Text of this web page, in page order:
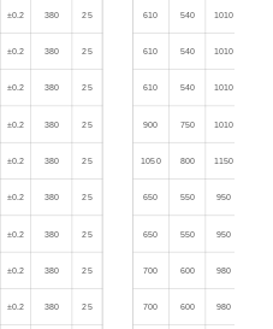
±0.2 380 25 610 540 1010
±0.2 380 25 610 540 1010
±0.2 380 25 610 540 1010
±0.2 380 25 900 750 1010
±0.2 380 25 1050 800 1150
±0.2 380 25 650 550 950
±0.2 380 25 650 550 950
±0.2 380 25 700 600 980
±0.2 380 25 700 600 980